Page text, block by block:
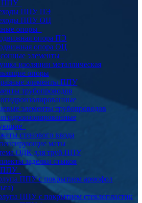
ППУ
ППУ ПЭ
ППУ ОЦ
опоры
опора ПЭ
опора ОЦ
элементы
изоляции металлическая
опоры
элементы ППУ
трубопроводов
элементы трубопроводов
стенового ввода
маты
ОДК для труб ППУ
заделки стыков
ППУ
ППУ с покрытием армофол
ППУ с покрытием стеклопластик